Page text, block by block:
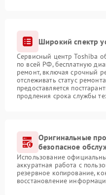
Широкий спектр
Сервисный центр Toshiba
по всей РФ, бесплатную
ремонт, включая срочный
отслеживать статус
предоставляется
продления срока службы
Оригинальные
безопасное
Использование
аккуратная работа с
резервное копирование,
восстановление